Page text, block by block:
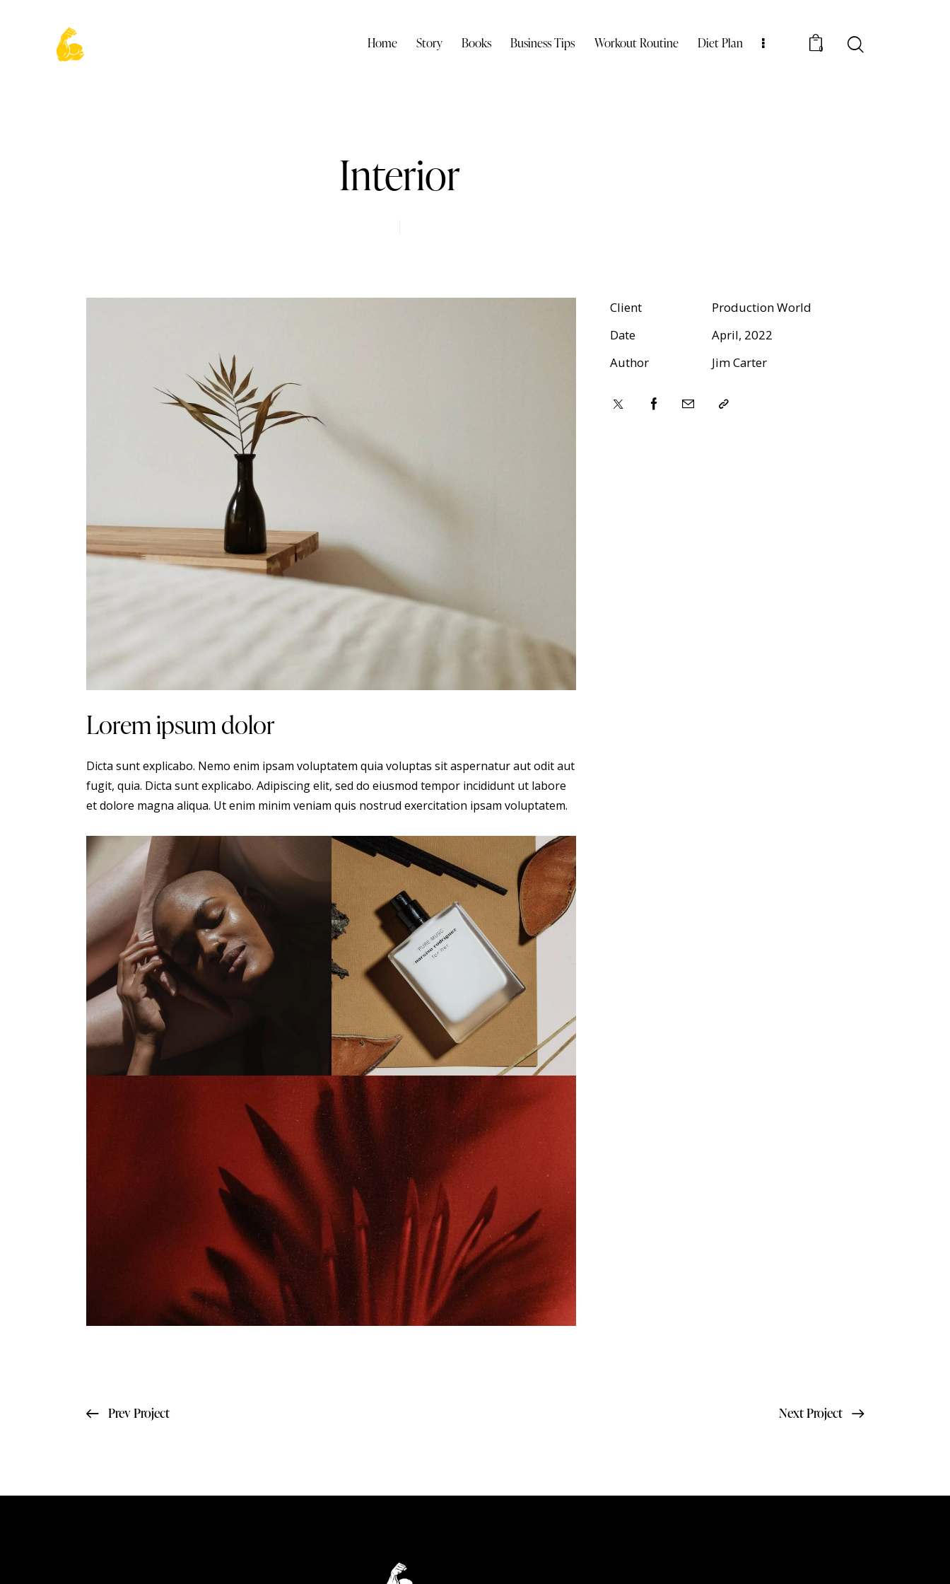
Home Story Books Business Tips Workout Routine Diet Plan 0
Interior
Lorem ipsum dolor
Dicta sunt explicabo. Nemo enim ipsam voluptatem quia voluptas sit aspernatur aut odit aut
fugit, quia. Dicta sunt explicabo. Adipiscing elit, sed do eiusmod tempor incididunt ut labore
et dolore magna aliqua. Ut enim minim veniam quis nostrud exercitation ipsam voluptatem.
Client
Production World
Date
April, 2022
Author
Jim Carter
Prev Project Next Project